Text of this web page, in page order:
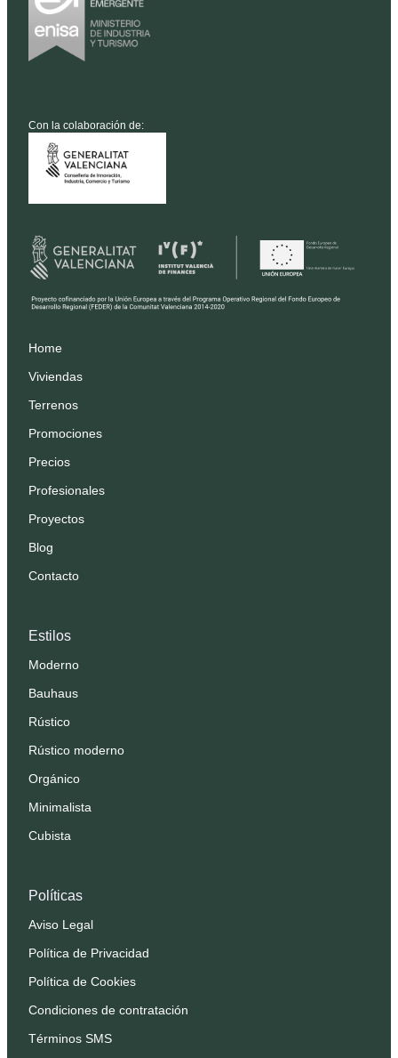
Con la colaboración de:
Estilos
Moderno
Bauhaus
Rústico
Rústico moderno
Orgánico
Minimalista
Cubista
Políticas
Aviso Legal
Política de Privacidad
Política de Cookies
Condiciones de contratación
Términos SMS
Home
Viviendas
Terrenos
Promociones
Precios
Profesionales
Proyectos
Blog
Contacto